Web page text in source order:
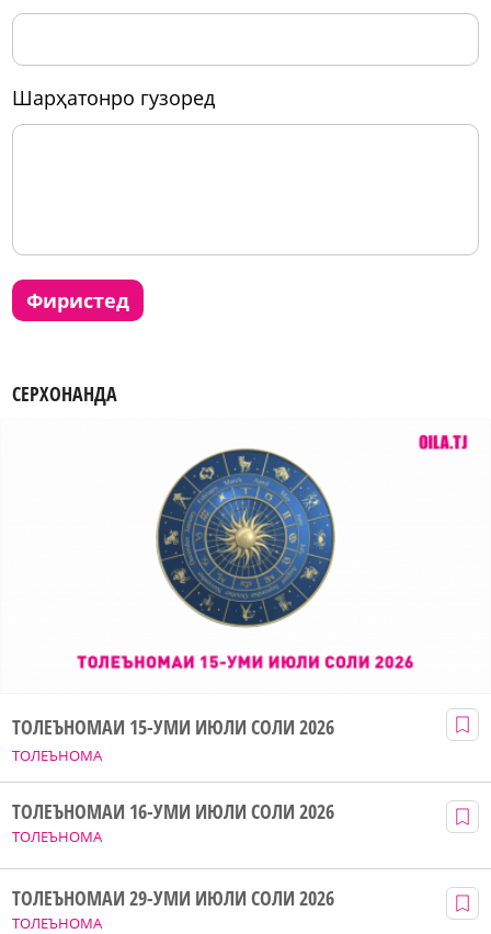
шарҳатонро гузоред
фиристед
СЕРХОНАНДА
ТОЛЕЪНОМА
ТОЛЕЪНОМАИ 15-УМИ ИЮЛИ СОЛИ 2026
ТОЛЕЪНОМА
ТОЛЕЪНОМАИ 16-УМИ ИЮЛИ СОЛИ 2026
ТОЛЕЪНОМА
ТОЛЕЪНОМАИ 29-УМИ ИЮЛИ СОЛИ 2026